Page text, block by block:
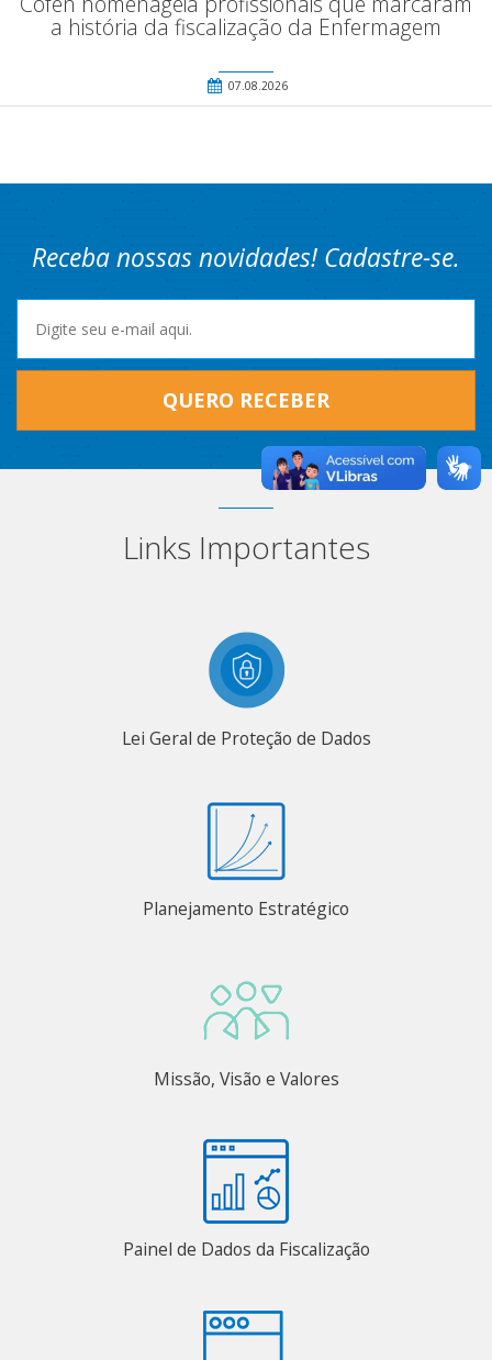
a história da fiscalização da Enfermagem
07.08.2026
Receba nossas novidades! Cadastre-se.
QUERO RECEBER
Links Importantes
Lei Geral de Proteção de Dados
Planejamento Estratégico
Missão, Visão e Valores
Painel de Dados da Fiscalização